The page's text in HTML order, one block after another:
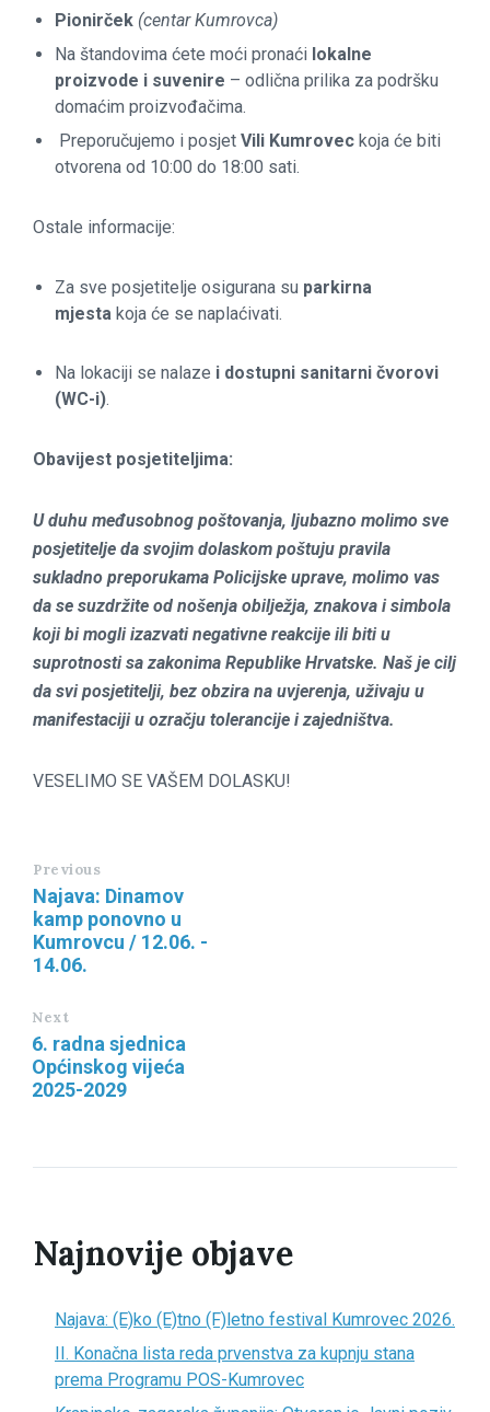
Pionirček (centar Kumrovca)
Na štandovima ćete moći pronaći lokalne
proizvode i suvenire – odlična prilika za podršku
domaćim proizvođačima.
Preporučujemo i posjet Vili Kumrovec koja će biti
otvorena od 10:00 do 18:00 sati.
Ostale informacije:
Za sve posjetitelje osigurana su parkirna
mjesta koja će se naplaćivati.
Na lokaciji se nalaze i dostupni sanitarni čvorovi
(WC-i).
Obavijest posjetiteljima:
U duhu međusobnog poštovanja, ljubazno molimo sve
posjetitelje da svojim dolaskom poštuju pravila
sukladno preporukama Policijske uprave, molimo vas
da se suzdržite od nošenja obilježja, znakova i simbola
koji bi mogli izazvati negativne reakcije ili biti u
suprotnosti sa zakonima Republike Hrvatske. Naš je cilj
da svi posjetitelji, bez obzira na uvjerenja, uživaju u
manifestaciji u ozračju tolerancije i zajedništva.
VESELIMO SE VAŠEM DOLASKU!
Previous
Najava: Dinamov
kamp ponovno u
Kumrovcu / 12.06. -
14.06.
Next
6. radna sjednica
Općinskog vijeća
2025-2029
Najnovije objave
Najava: (E)ko (E)tno (F)letno festival Kumrovec 2026.
II. Konačna lista reda prvenstva za kupnju stana
prema Programu POS-Kumrovec